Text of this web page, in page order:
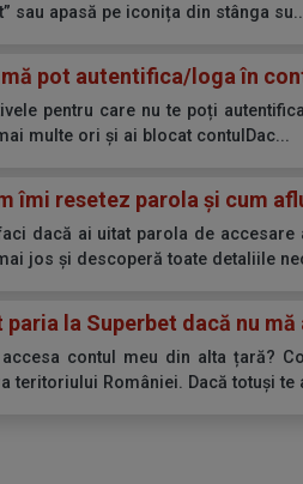
sau apasă pe iconița din stânga
mă pot autentifica/loga în
pentru care nu te poți
multe ori și ai blocat contulDac...
îmi resetez parola și cum
dacă ai uitat parola de
jos și descoperă toate detaliile
paria la Superbet dacă nu mă
accesa contul meu din alta țară?
teritoriului României. Dacă totuși te